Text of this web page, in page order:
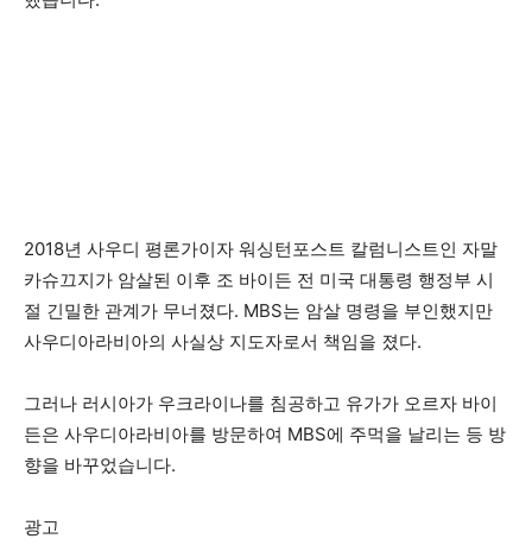
2018년 사우디 평론가이자 워싱턴포스트 칼럼니스트인 자말
카슈끄지가 암살된 이후 조 바이든 전 미국 대통령 행정부 시
절 긴밀한 관계가 무너졌다. MBS는 암살 명령을 부인했지만
사우디아라비아의 사실상 지도자로서 책임을 졌다.
그러나 러시아가 우크라이나를 침공하고 유가가 오르자 바이
든은 사우디아라비아를 방문하여 MBS에 주먹을 날리는 등 방
향을 바꾸었습니다.
광고